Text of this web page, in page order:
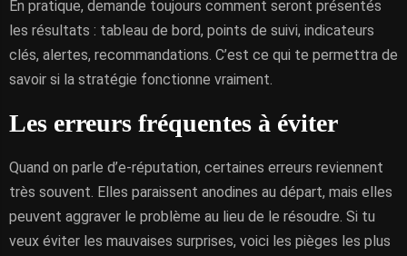
En pratique, demande toujours comment seront présentés
les résultats : tableau de bord, points de suivi, indicateurs
clés, alertes, recommandations. C’est ce qui te permettra de
savoir si la stratégie fonctionne vraiment.
Les erreurs fréquentes à éviter
Quand on parle d’e-réputation, certaines erreurs reviennent
très souvent. Elles paraissent anodines au départ, mais elles
peuvent aggraver le problème au lieu de le résoudre. Si tu
veux éviter les mauvaises surprises, voici les pièges les plus